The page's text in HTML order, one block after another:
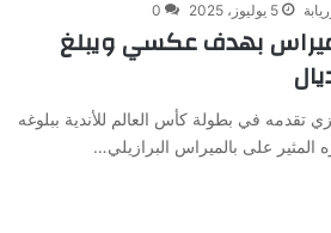
5 يوليوز، 2025 0
بهدف عكسي ويبلغ
تقدمه في بطولة كأس العالم للأندية ببلوغه
المثير على بالميراس البرازيلي…